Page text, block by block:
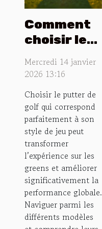
Comment
choisir le
putter de
golf idéal
style de jeu
?
Mercredi 14 janvier
2026 13:16
Choisir le putter de
golf qui correspond
parfaitement à son
style de jeu peut
transformer
l’expérience sur les
greens et améliorer
significativement la
performance globale.
Naviguer parmi les
différents modèles